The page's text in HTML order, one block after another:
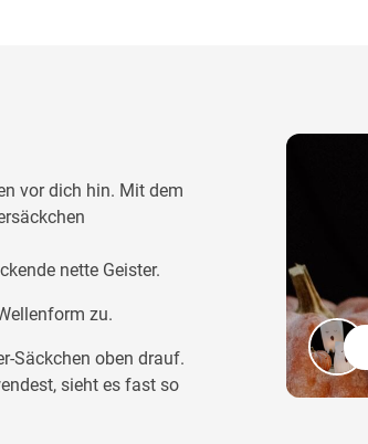
vor dich hin. Mit dem
nette Geister.
zu.
Säckchen oben drauf.
sieht es fast so